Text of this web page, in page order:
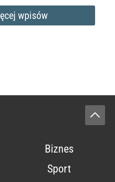
wpisów
Biznes
Sport